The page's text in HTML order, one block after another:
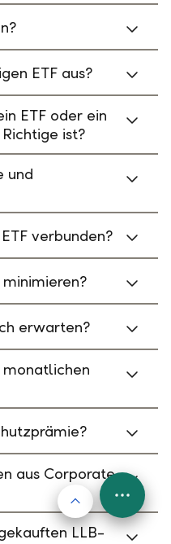
ETF aus?
ETF oder ein
ist?
und
verbunden?
erwarten?
aus Corporate
LLB-
Nach oben
FAB
Menu